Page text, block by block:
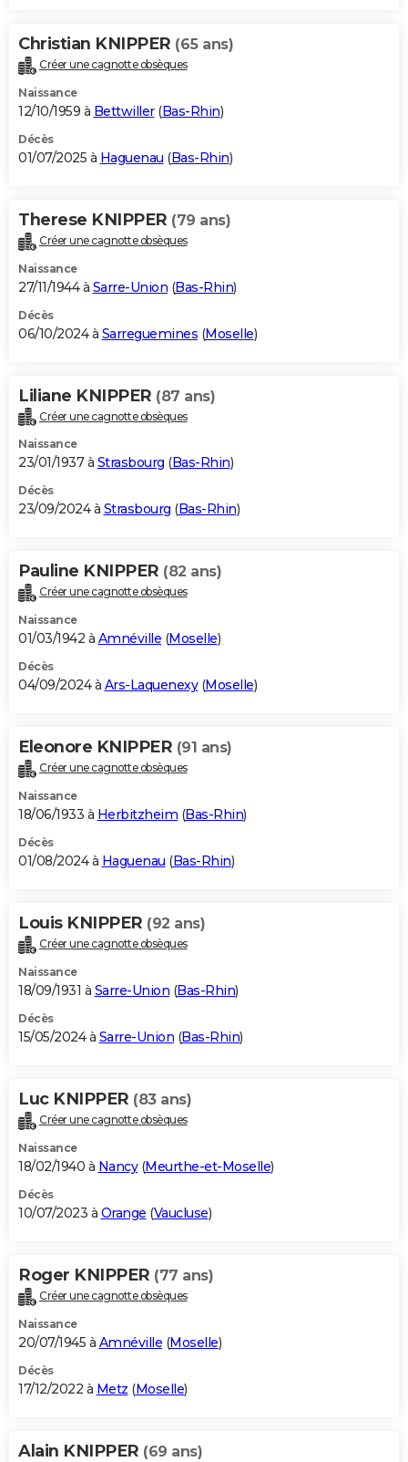
Bricolage
Lifestyle
Culture
Sport
Auto
Television
Voyage
Cinema
Christian KNIPPER (65 ans)
Créer une cagnotte obsèques
Naissance
12/10/1959 à Bettwiller(Bas-Rhin)
Décès
01/07/2025 à Haguenau (Bas-Rhin)
Therese KNIPPER (79 ans)
Créer une cagnotte obsèques
Naissance
27/11/1944 à Sarre-Union (Bas-Rhin)
Décès
06/10/2024 à Sarreguemines (Moselle)
Liliane KNIPPER (87 ans)
Créer une cagnotte obsèques
Naissance
23/01/1937 à Strasbourg (Bas-Rhin)
Décès
23/09/2024 à Strasbourg (Bas-Rhin)
Pauline KNIPPER (82 ans)
Créer une cagnotte obsèques
Naissance
01/03/1942 à Amnéville (Moselle)
Décès
04/09/2024 à Ars-Laquenexy(Moselle)
Eleonore KNIPPER (91 ans)
Créer une cagnotte obsèques
Naissance
18/06/1933 à Herbitzheim (Bas-Rhin)
Décès
01/08/2024 à Haguenau (Bas-Rhin)
Louis KNIPPER (92 ans)
Créer une cagnotte obsèques
Naissance
18/09/1931 à Sarre-Union (Bas-Rhin)
Décès
15/05/2024 à Sarre-Union (Bas-Rhin)
Luc KNIPPER (83 ans)
Créer une cagnotte obsèques
Naissance
18/02/1940 à Nancy(Meurthe-et-Moselle)
Décès
10/07/2023 à Orange (Vaucluse)
Roger KNIPPER (77 ans)
Créer une cagnotte obsèques
Naissance
20/07/1945 à Amnéville (Moselle)
Décès
17/12/2022 à Metz (Moselle)
Alain KNIPPER (69 ans)